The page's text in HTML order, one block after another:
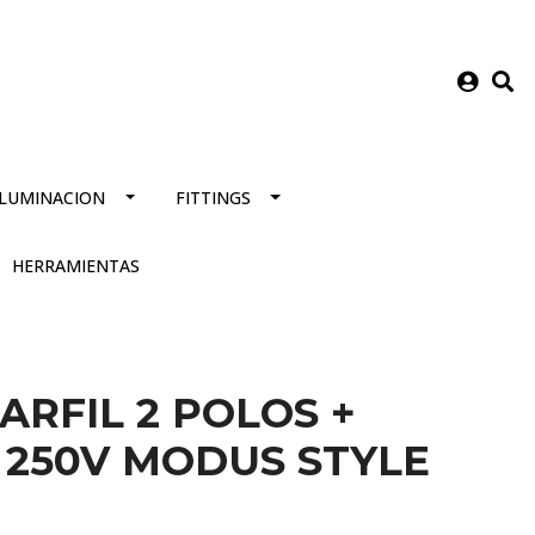
FITTINGS
HERRAMIENTAS
2 POLOS +
MODUS STYLE